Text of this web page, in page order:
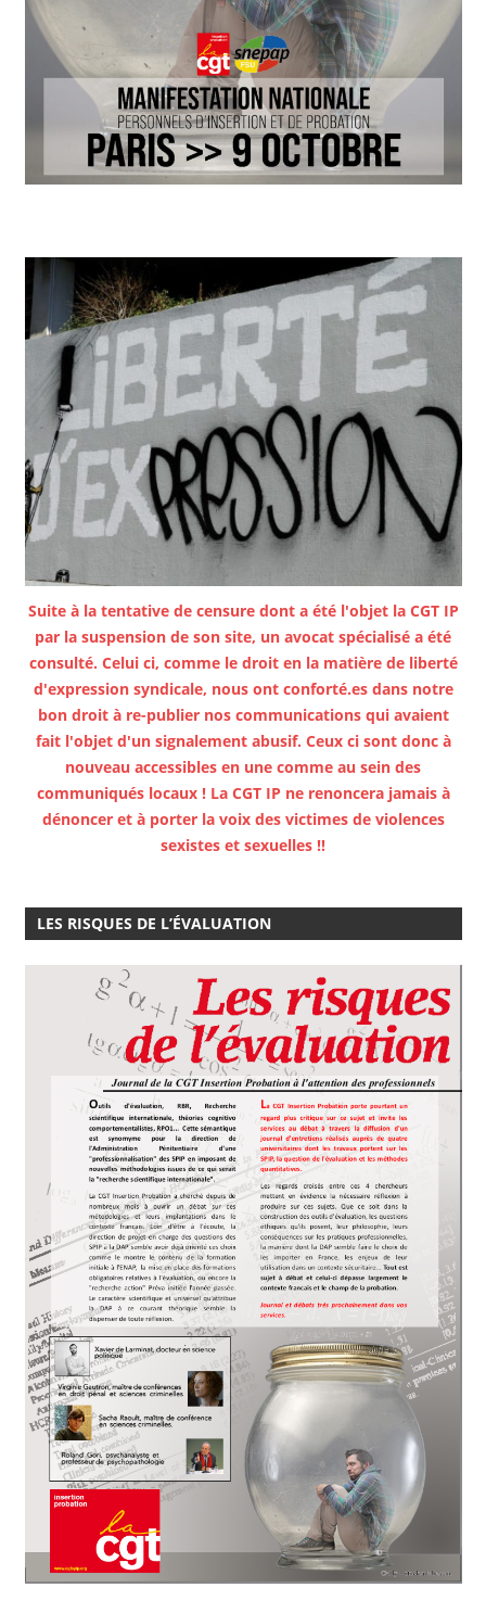
Suite à la tentative de censure dont a été l'objet la CGT IP
par la suspension de son site, un avocat spécialisé a été
consulté. Celui ci, comme le droit en la matière de liberté
d'expression syndicale, nous ont conforté.es dans notre
bon droit à re-publier nos communications qui avaient
fait l'objet d'un signalement abusif. Ceux ci sont donc à
nouveau accessibles en une comme au sein des
communiqués locaux ! La CGT IP ne renoncera jamais à
dénoncer et à porter la voix des victimes de violences
sexistes et sexuelles !!
LES RISQUES DE L’ÉVALUATION